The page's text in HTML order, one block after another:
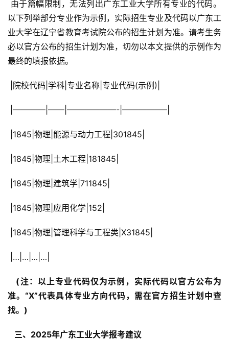
以下列举部分专业作为示例，实际招生专业及代码以广东工
业大学在辽宁省教育考试院公布的招生计划为准。请考生务
必以官方公布的招生计划为准，切勿以本文提供的示例作为
最终的填报依据。
|院校代码|学科|专业名称|专业代码(示例)|
|————|——|——————-|—————–|
|1845|物理|能源与动力工程|301845|
|1845|物理|土木工程|181845|
|1845|物理|建筑学|711845|
|1845|物理|应用化学|152|
|1845|物理|管理科学与工程类|X31845|
|…|…|…|…|
  (注：以上专业代码仅为示例，实际代码以官方公布为
准。“X”代表具体专业方向代码，需在官方招生计划中查
找。)
  三、2025年广东工业大学报考建议